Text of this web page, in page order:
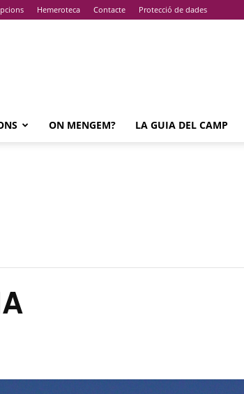
Hemeroteca Contacte Protecció de dades
ON MENGEM? LA GUIA DEL CAMP